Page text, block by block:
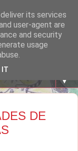
Ángel - Ourense
▼
DE
its services
user-agent are
and security
usage
IT